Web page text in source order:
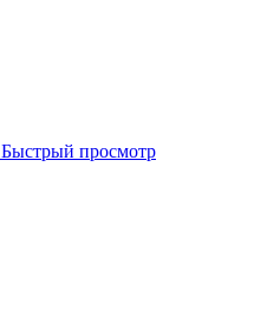
Быстрый просмотр